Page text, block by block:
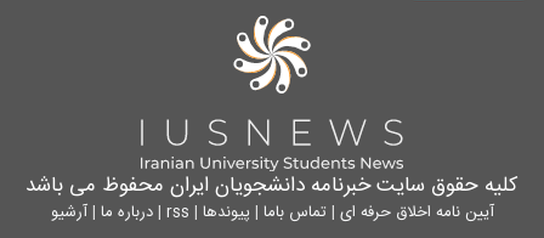
کلیه حقوق سایت خبرنامه دانشجویان ایران محفوظ می باشد
آیین نامه اخلاق حرفه ای | تماس باما | پیوندها |
rss
|درباره ما |آرشیو